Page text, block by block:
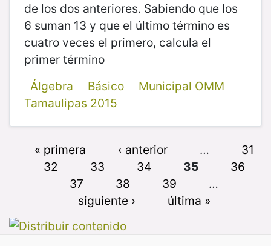
de los dos anteriores. Sabiendo que los
6 suman 13 y que el último término es
cuatro veces el primero, calcula el
primer término
Álgebra
Básico
Municipal OMM
Tamaulipas 2015
« primera ‹ anterior …
31
32
33 34 35
36
37
38 39
…
siguiente ›
última »